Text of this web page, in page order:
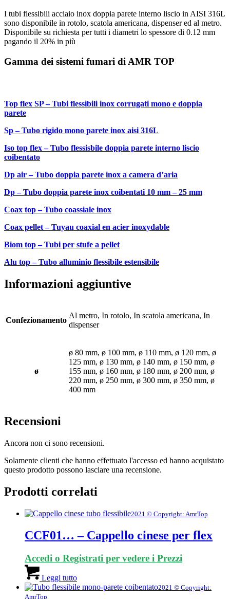
I tubi flessibili acciaio inox doppia parete interno liscio in AISI 316L
sono disponibile in rotolo, scatola americana, dispenser ed al metro.
Disponibile su richiesta per tutti i diametri lo spessore di 0.12 mm
pagando il 20% in più
Gamma dei sistemi fumari di AMR TOP
Top flex SP – Tubi flessibili inox corrugati mono e doppia
parete
Sp – Tubo rigido mono parete inox aisi 316L
Iso top flex – Tubo flessisbile doppia parete interno liscio
coibentato
Dp air – Tubo doppia parete inox a camera d’aria
Dp – Tubo doppia parete inox coibentati 10 mm – 25 mm
Coax top – Tubo coassiale inox
Coax pellet – Tuyau coaxial en acier inoxydable
Biom top – Tubi per stufe a pellet
Alu top – Tubo alluminio flessibile estensibile
Informazioni aggiuntive
Confezionamento
Al metro, In rotolo, In scatola americana, In
dispenser
ø
ø 80 mm, ø 100 mm, ø 110 mm, ø 120 mm, ø
125 mm, ø 130 mm, ø 140 mm, ø 150 mm, ø
155 mm, ø 160 mm, ø 180 mm, ø 200 mm, ø
220 mm, ø 250 mm, ø 300 mm, ø 350 mm, ø
400 mm
Recensioni
Ancora non ci sono recensioni.
Solamente clienti che hanno effettuato l'accesso ed hanno acquistato
questo prodotto possono lasciare una recensione.
Prodotti correlati
2021 © Copyright: AmrTop
CCF01… – Cappello cinese per flex
Accedi o Registrati per vedere i Prezzi
Leggi tutto
2021 © Copyright:
AmrTop